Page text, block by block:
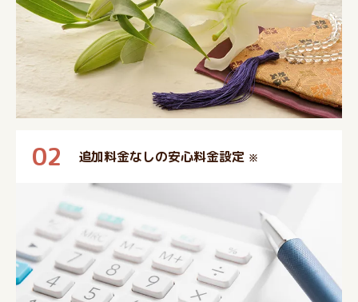
02 追加料金なしの安心料金設定 ※